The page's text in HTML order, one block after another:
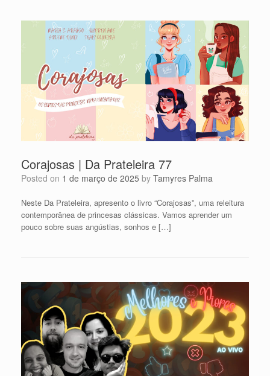
Corajosas | Da Prateleira 77
Posted on 1 de março de 2025 by Tamyres Palma
Neste Da Prateleira, apresento o livro “Corajosas”, uma releitura
contemporânea de princesas clássicas. Vamos aprender um
pouco sobre suas angústias, sonhos e […]